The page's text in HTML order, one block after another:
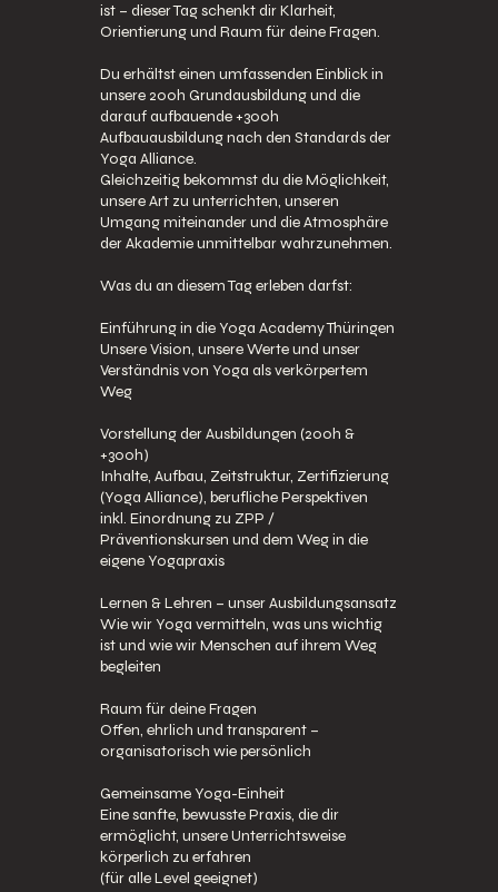
ist – dieser Tag schenkt dir Klarheit,
Orientierung und Raum für deine Fragen.
Du erhältst einen umfassenden Einblick in
unsere 200h Grundausbildung und die
darauf aufbauende +300h
Aufbauausbildung nach den Standards der
Yoga Alliance.
Gleichzeitig bekommst du die Möglichkeit,
unsere Art zu unterrichten, unseren
Umgang miteinander und die Atmosphäre
der Akademie unmittelbar wahrzunehmen.
Was du an diesem Tag erleben darfst:
Einführung in die Yoga Academy Thüringen
Unsere Vision, unsere Werte und unser
Verständnis von Yoga als verkörpertem
Weg
Vorstellung der Ausbildungen (200h &
+300h)
Inhalte, Aufbau, Zeitstruktur, Zertifizierung
(Yoga Alliance), berufliche Perspektiven
inkl. Einordnung zu ZPP /
Präventionskursen und dem Weg in die
eigene Yogapraxis
Lernen & Lehren – unser Ausbildungsansatz
Wie wir Yoga vermitteln, was uns wichtig
ist und wie wir Menschen auf ihrem Weg
begleiten
Raum für deine Fragen
Offen, ehrlich und transparent –
organisatorisch wie persönlich
Gemeinsame Yoga-Einheit
Eine sanfte, bewusste Praxis, die dir
ermöglicht, unsere Unterrichtsweise
körperlich zu erfahren
(für alle Level geeignet)